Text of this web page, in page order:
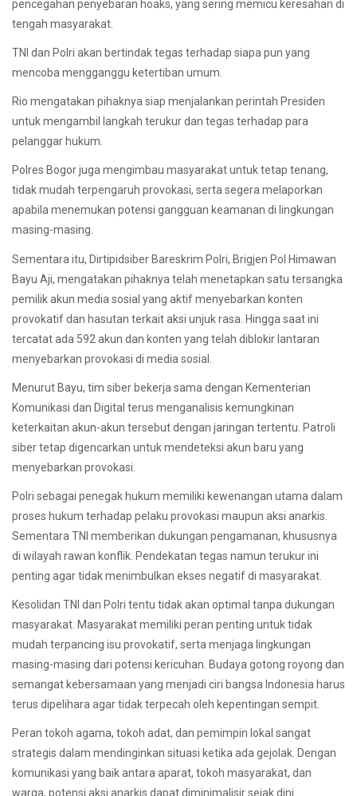
pencegahan penyebaran hoaks, yang sering memicu keresahan di
tengah masyarakat.
TNI dan Polri akan bertindak tegas terhadap siapa pun yang
mencoba mengganggu ketertiban umum.
Rio mengatakan pihaknya siap menjalankan perintah Presiden
untuk mengambil langkah terukur dan tegas terhadap para
pelanggar hukum.
Polres Bogor juga mengimbau masyarakat untuk tetap tenang,
tidak mudah terpengaruh provokasi, serta segera melaporkan
apabila menemukan potensi gangguan keamanan di lingkungan
masing-masing.
Sementara itu, Dirtipidsiber Bareskrim Polri, Brigjen Pol Himawan
Bayu Aji, mengatakan pihaknya telah menetapkan satu tersangka
pemilik akun media sosial yang aktif menyebarkan konten
provokatif dan hasutan terkait aksi unjuk rasa. Hingga saat ini
tercatat ada 592 akun dan konten yang telah diblokir lantaran
menyebarkan provokasi di media sosial.
Menurut Bayu, tim siber bekerja sama dengan Kementerian
Komunikasi dan Digital terus menganalisis kemungkinan
keterkaitan akun-akun tersebut dengan jaringan tertentu. Patroli
siber tetap digencarkan untuk mendeteksi akun baru yang
menyebarkan provokasi.
Polri sebagai penegak hukum memiliki kewenangan utama dalam
proses hukum terhadap pelaku provokasi maupun aksi anarkis.
Sementara TNI memberikan dukungan pengamanan, khususnya
di wilayah rawan konflik. Pendekatan tegas namun terukur ini
penting agar tidak menimbulkan ekses negatif di masyarakat.
Kesolidan TNI dan Polri tentu tidak akan optimal tanpa dukungan
masyarakat. Masyarakat memiliki peran penting untuk tidak
mudah terpancing isu provokatif, serta menjaga lingkungan
masing-masing dari potensi kericuhan. Budaya gotong royong dan
semangat kebersamaan yang menjadi ciri bangsa Indonesia harus
terus dipelihara agar tidak terpecah oleh kepentingan sempit.
Peran tokoh agama, tokoh adat, dan pemimpin lokal sangat
strategis dalam mendinginkan situasi ketika ada gejolak. Dengan
komunikasi yang baik antara aparat, tokoh masyarakat, dan
warga, potensi aksi anarkis dapat diminimalisir sejak dini.